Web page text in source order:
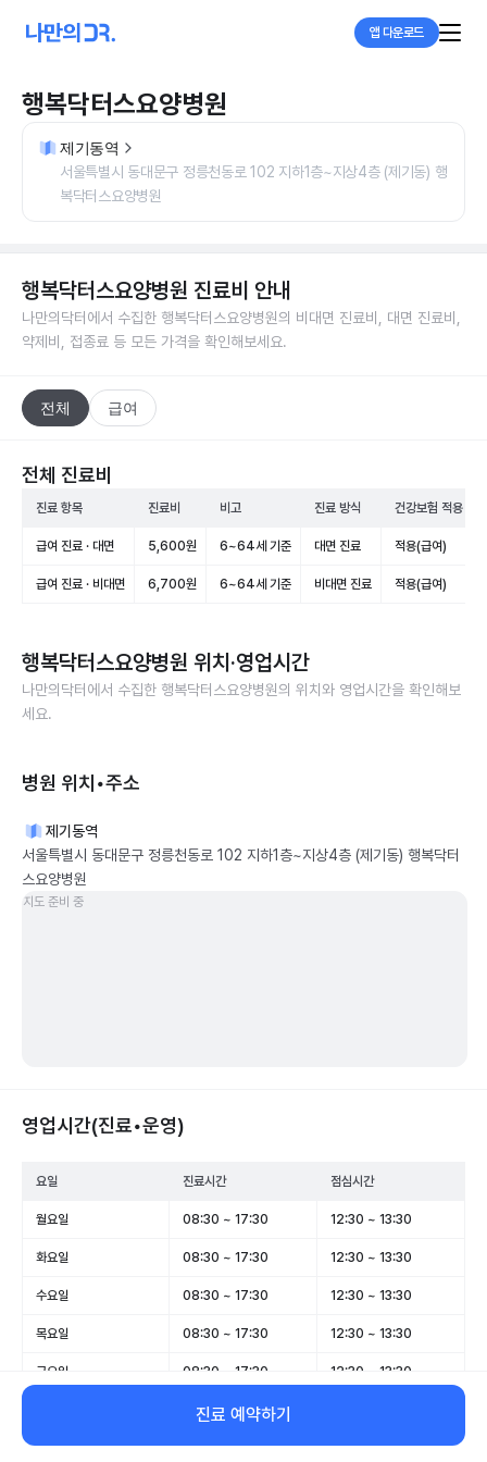
앱 다운로드
행복닥터스요양병원
제기동역
서울특별시 동대문구 정릉천동로 102 지하1층~지상4층 (제기동) 행
복닥터스요양병원
행복닥터스요양병원 진료비 안내
나만의닥터에서 수집한 행복닥터스요양병원의 비대면 진료비, 대면 진료비,
약제비, 접종료 등 모든 가격을 확인해보세요.
전체 급여
전체 진료비
진료 항목 진료비 비고 진료 방식 건강보험 적용
급여 진료 · 대면 5,600원 6~64세 기준 대면 진료 적용(급여)
급여 진료 · 비대면 6,700원 6~64세 기준 비대면 진료 적용(급여)
행복닥터스요양병원 위치·영업시간
나만의닥터에서 수집한 행복닥터스요양병원의 위치와 영업시간을 확인해보
세요.
병원 위치•주소
제기동역
서울특별시 동대문구 정릉천동로 102 지하1층~지상4층 (제기동) 행복닥터
스요양병원
지도 준비 중
영업시간(진료•운영)
요일 진료시간 점심시간
월요일 08:30 ~ 17:30 12:30 ~ 13:30
화요일 08:30 ~ 17:30 12:30 ~ 13:30
수요일 08:30 ~ 17:30 12:30 ~ 13:30
목요일 08:30 ~ 17:30 12:30 ~ 13:30
금요일 08:30 ~ 17:30 12:30 ~ 13:30
휴무
일요일 휴무 -
진료 예약하기